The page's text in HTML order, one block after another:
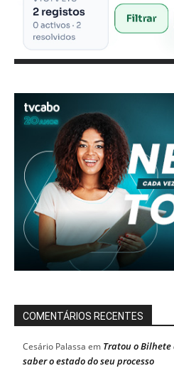
COMENTÁRIOS RECENTES
Cesário Palassa em Tratou o Bilhete
saber o estado do seu processo